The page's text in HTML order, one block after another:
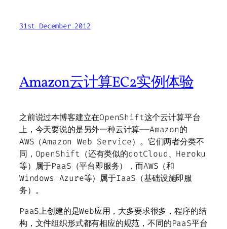
31st December 2012
Amazon云计算EC2实例体验
之前说过本博客建立在OpenShift这个云计算平台
上，今天要说的是另外一种云计算——Amazon的
AWS（Amazon Web Service）。它们两者分类不
同，OpenShift（还有类似的dotCloud、Heroku
等）属于PaaS（平台即服务），而AWS（和
Windows Azure等）属于IaaS（基础设施即服
务）。
PaaS上创建的是Web应用，大多要求很多，程序的结
构，文件组织形式都有相应的规范，不同的PaaS平台